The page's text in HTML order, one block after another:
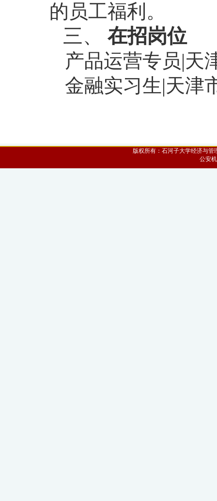
的员工福利。
三、 在招岗位
产品运营专员|天
金融实习生|天津
版权所有：石河子大学经济与
公安